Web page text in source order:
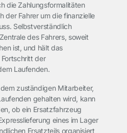
die Zahlungsformalitäten
der Fahrer um die finanzielle
Selbstverständlich
des Fahrers, soweit
ist, und hält das
der
Laufenden.
zuständigen Mitarbeiter,
gehalten wird, kann
ob ein Ersatzfahrzeug
eines im Lager
Ersatzteils organisiert